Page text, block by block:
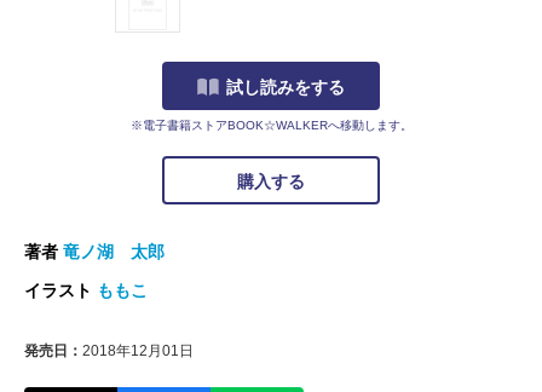
試し読みをする
※電子書籍ストアBOOK☆WALKERへ移動します。
購入する
著者 竜ノ湖 太郎
イラスト ももこ
発売日： 2018年12月01日